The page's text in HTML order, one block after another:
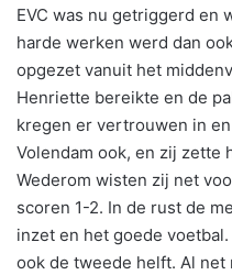
EVC was nu getriggerd en
harde werken werd dan
opgezet vanuit het
Henriette bereikte en de
kregen er vertrouwen in
Volendam ook, en zij zette
Wederom wisten zij net
scoren 1-2. In de rust de
inzet en het goede
ook de tweede helft. Al net